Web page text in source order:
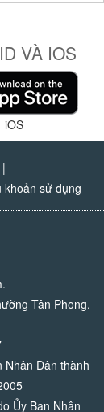
VÀ IOS
iOS
|
khoản sử dụng
Tân Phong,
Nhân Dân thành
Ủy Ban Nhân